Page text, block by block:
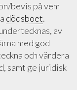
bevis på vem
dödsboet.
av
med god
och värdera
samt ge juridisk